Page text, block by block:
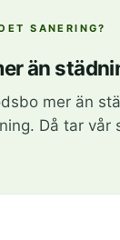
SANERING?
än
mer än
Då tar vår